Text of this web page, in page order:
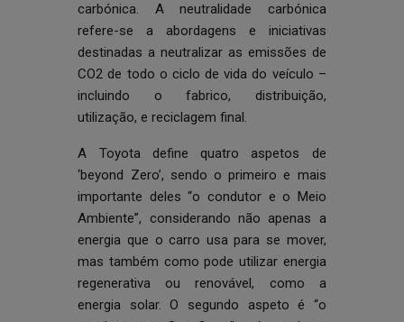
carbónica. A neutralidade carbónica
refere-se a abordagens e iniciativas
destinadas a neutralizar as emissões de
CO2 de todo o ciclo de vida do veículo –
incluindo o fabrico, distribuição,
utilização, e reciclagem final.
A Toyota define quatro aspetos de
‘beyond Zero’, sendo o primeiro e mais
importante deles “o condutor e o Meio
Ambiente”, considerando não apenas a
energia que o carro usa para se mover,
mas também como pode utilizar energia
regenerativa ou renovável, como a
energia solar. O segundo aspeto é “o